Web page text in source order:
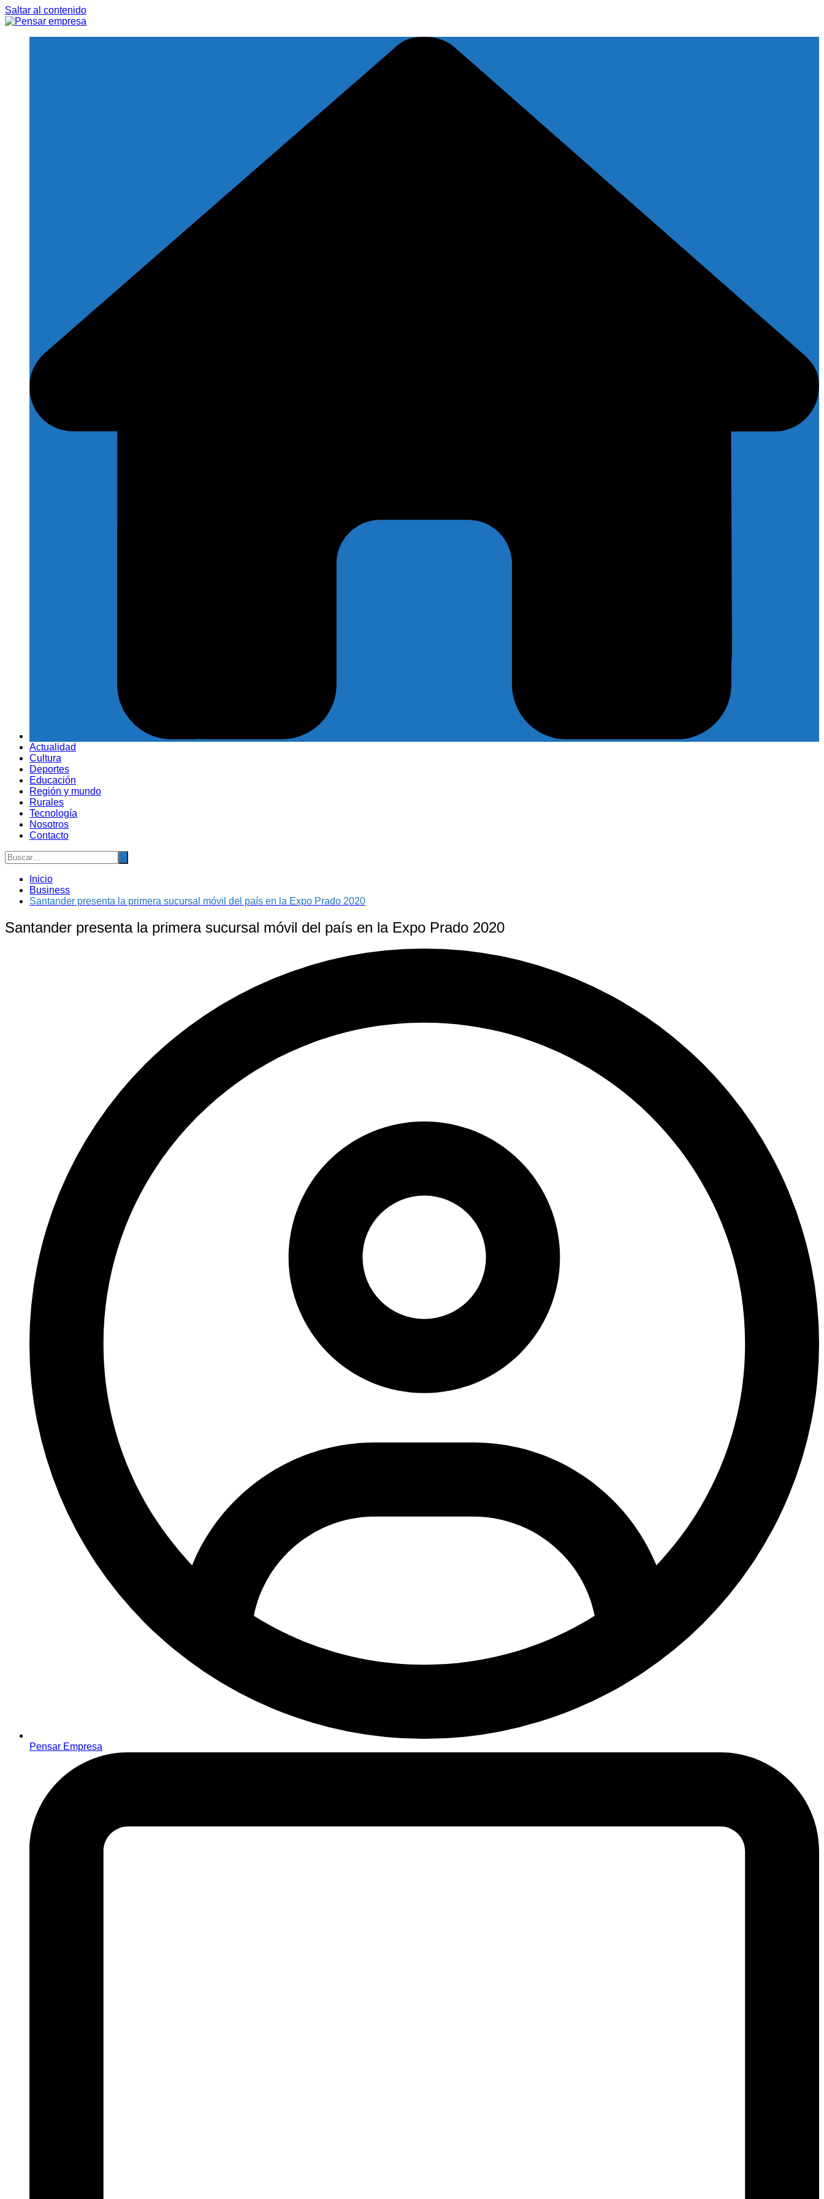
Saltar al contenido
Actualidad
Cultura
Deportes
Educación
Región y mundo
Rurales
Tecnología
Nosotros
Contacto
Inicio
Business
Santander presenta la primera sucursal móvil del país en la Expo Prado 2020
Santander presenta la primera sucursal móvil del país en la Expo Prado 2020
Pensar Empresa